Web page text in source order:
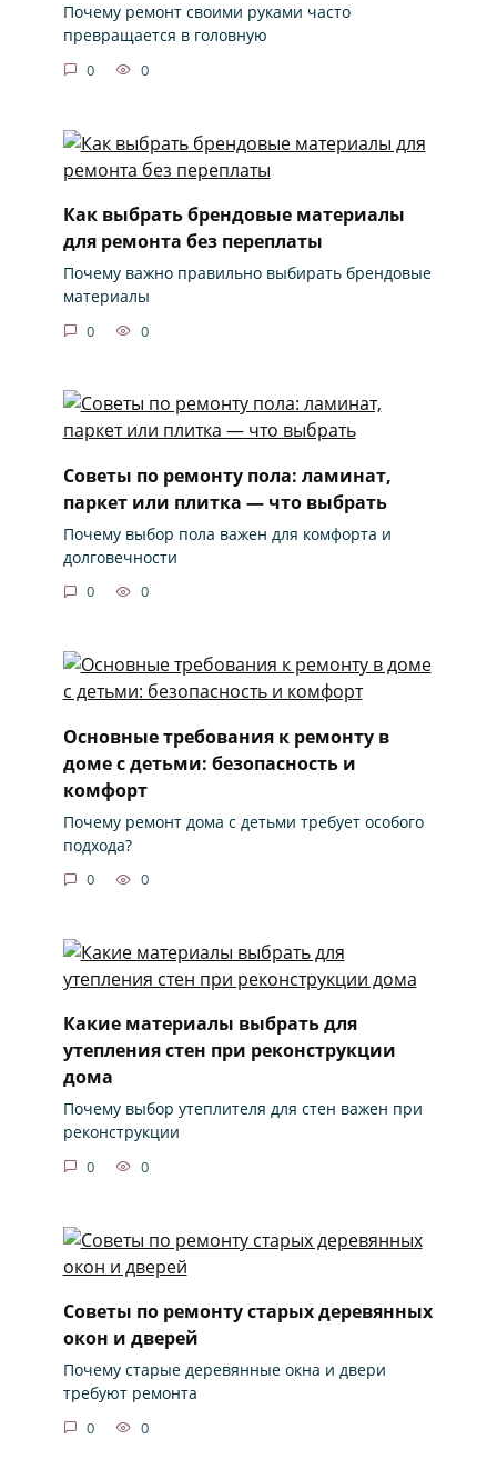
Почему ремонт своими руками часто
превращается в головную
0 0
Как выбрать брендовые материалы
для ремонта без переплаты
Почему важно правильно выбирать брендовые
материалы
0 0
Советы по ремонту пола: ламинат,
паркет или плитка — что выбрать
Почему выбор пола важен для комфорта и
долговечности
0 0
Основные требования к ремонту в
доме с детьми: безопасность и
комфорт
Почему ремонт дома с детьми требует особого
подхода?
0 0
Какие материалы выбрать для
утепления стен при реконструкции
дома
Почему выбор утеплителя для стен важен при
реконструкции
0 0
Советы по ремонту старых деревянных
окон и дверей
Почему старые деревянные окна и двери
требуют ремонта
0 0